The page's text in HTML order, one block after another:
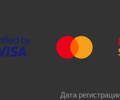
Дата